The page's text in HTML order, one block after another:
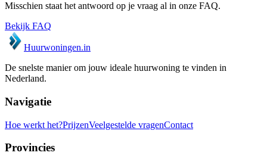
Misschien staat het antwoord op je vraag al in onze FAQ.
Bekijk FAQ
Huurwoningen.in
De snelste manier om jouw ideale huurwoning te vinden in
Nederland.
Navigatie
Hoe werkt het?PrijzenVeelgestelde vragenContact
Provincies